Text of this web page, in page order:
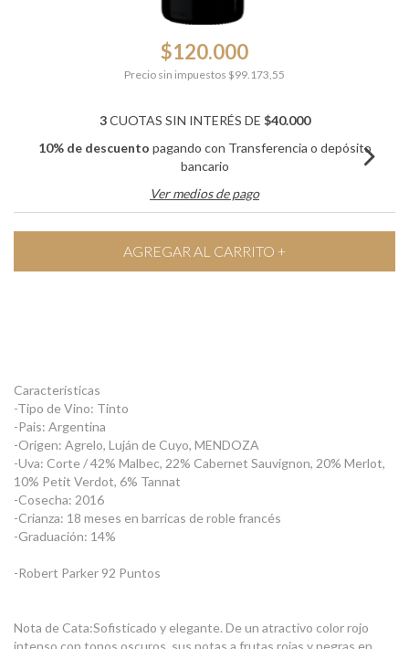
$120.000
Precio sin impuestos $99.173,55
3CUOTAS SIN INTERÉS DE $40.000
10% de descuento pagando con Transferencia o depósito
bancario
Ver medios de pago
Características
-Tipo de Vino: Tinto
-Pais: Argentina
-Origen: Agrelo, Luján de Cuyo, MENDOZA
-Uva: Corte / 42% Malbec, 22% Cabernet Sauvignon, 20% Merlot,
10% Petit Verdot, 6% Tannat
-Cosecha: 2016
-Crianza: 18 meses en barricas de roble francés
-Graduación: 14%
-Robert Parker 92 Puntos
Nota de Cata:Sofisticado y elegante. De un atractivo color rojo
intenso con tonos oscuros. sus notas a frutas rojas y negras en